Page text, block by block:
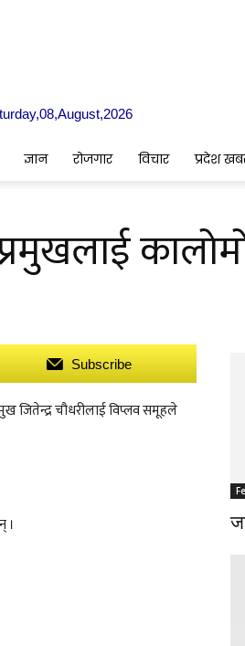
Indrenionline.com
ज्ञान रोजगार विचार प्रदेश
Subscribe
जितेन्द्र चौधरीलाई विप्लव समूहले
।